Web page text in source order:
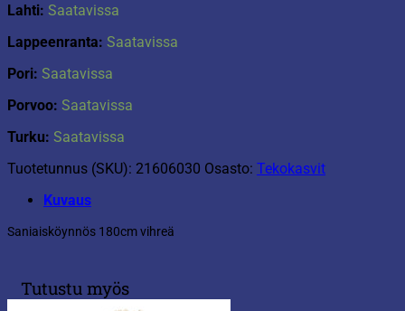
Lahti: Saatavissa
Lappeenranta: Saatavissa
Pori: Saatavissa
Porvoo: Saatavissa
Turku: Saatavissa
Tuotetunnus (SKU): 21606030 Osasto: Tekokasvit
Kuvaus
Saniaisköynnös 180cm vihreä
Tutustu myös